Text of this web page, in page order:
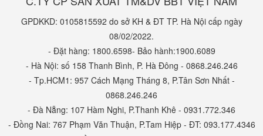
GPDKKD: 0105815592 do sở KH & ĐT TP. Hà Nội cấp ngày
08/02/2022.
- Đặt hàng: 1800.6598- Bảo hành:1900.6089
- Hà Nội: số 158 Thanh Bình, P. Hà Đông - 0868.246.246
- Tp.HCM1: 957 Cách Mạng Tháng 8, P.Tân Sơn Nhất -
0868.246.246
- Đà Nẵng: 107 Hàm Nghi, P.Thanh Khê - 0931.772.346
- Đồng Nai: 767 Phạm Văn Thuận, P.Tam Hiệp - ĐT: 093.177.4346